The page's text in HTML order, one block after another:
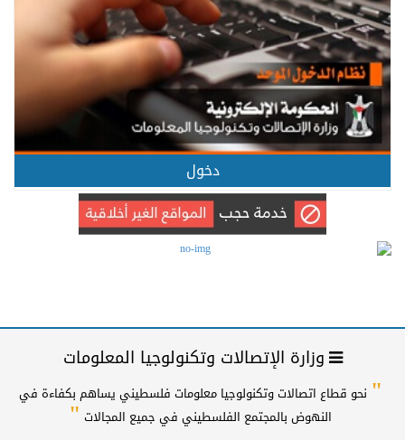
دخول
وزارة الإتصالات وتكنولوجيا المعلومات
" نحو قطاع اتصالات وتكنولوجيا معلومات فلسطيني يساهم بكفاءة في
النهوض بالمجتمع الفلسطيني في جميع المجالات"